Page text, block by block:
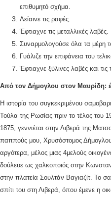
επιθυμητό σχήμα.
Λείαινε τις ραφές.
Έφτιαχνε τις μεταλλικές λαβές.
Συναρμολογούσε όλα τα μέρη
Γυάλιζε την επιφάνεια του
Έφτιαχνε ξύλινες λαβές και
Από τον Δήμογλου στον Μαυρίδη:
Η ιστορία του συγκεκριμένου
Τούλα της Ρωσίας πριν το τέλος του
1875, γεννιέται στην Λιβερά της
παππούς μου, Χρυσόστομος
αργότερα, μέλος μιας 4μελούς
δούλευε ως χαλκοποιός στην
στην πλατεία Σουλτάν Βαγιαζίτ. Το
σπίτι του στη Λιβερά, όπου έμενε η